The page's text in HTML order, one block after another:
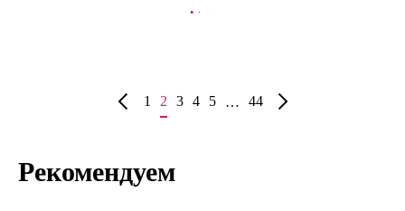
В КОРЗИНУ
1 2 3 4 5 … 44
Рекомендуем